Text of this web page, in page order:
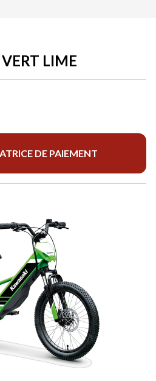
LIME
DE PAIEMENT